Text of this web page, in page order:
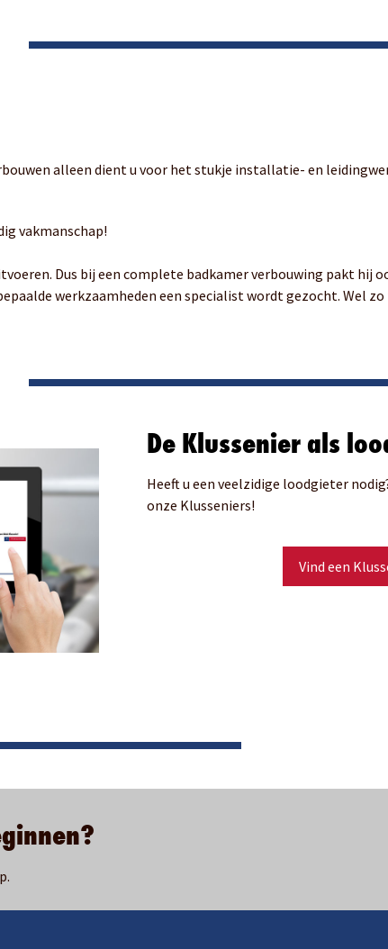
alleen dient u voor het stukje installatie- en
vakmanschap!
Dus bij een complete badkamer verbouwing pakt hij
werkzaamheden een specialist wordt gezocht. Wel
De Klussenier als
Heeft u een veelzidige loodgieter
onze Klusseniers!
Vind een